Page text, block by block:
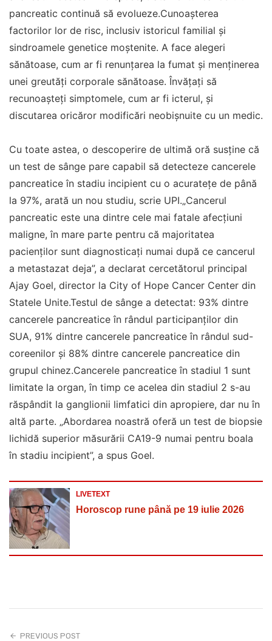
pancreatic continuă să evolueze.Cunoașterea
factorilor lor de risc, inclusiv istoricul familial și
sindroamele genetice moștenite. A face alegeri
sănătoase, cum ar fi renunțarea la fumat și menținerea
unei greutăți corporale sănătoase. Învățați să
recunoașteți simptomele, cum ar fi icterul, și
discutarea oricăror modificări neobișnuite cu un medic.
Cu toate astea, o descoperire de ultimă oră susține că
un test de sânge pare capabil să detecteze cancerele
pancreatice în stadiu incipient cu o acuratețe de până
la 97%, arată un nou studiu, scrie UPI.„Cancerul
pancreatic este una dintre cele mai fatale afecțiuni
maligne, în mare parte pentru că majoritatea
pacienților sunt diagnosticați numai după ce cancerul
a metastazat deja”, a declarat cercetătorul principal
Ajay Goel, director la City of Hope Cancer Center din
Statele Unite.Testul de sânge a detectat: 93% dintre
cancerele pancreatice în rândul participanților din
SUA, 91% dintre cancerele pancreatice în rândul sud-
coreenilor și 88% dintre cancerele pancreatice din
grupul chinez.Cancerele pancreatice în stadiul 1 sunt
limitate la organ, în timp ce acelea din stadiul 2 s-au
răspândit la ganglionii limfatici din apropiere, dar nu în
altă parte. „Abordarea noastră oferă un test de biopsie
lichidă superior măsurării CA19-9 numai pentru boala
în stadiu incipient”, a spus Goel.
LIVETEXT
Horoscop rune până pe 19 iulie 2026
PREVIOUS POST